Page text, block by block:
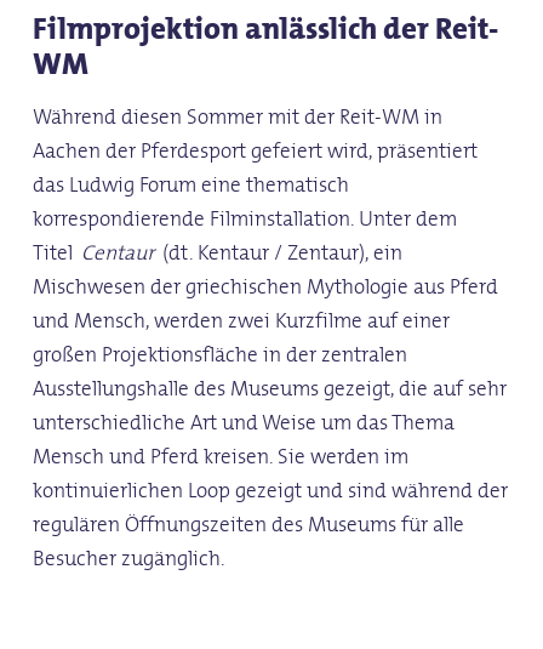
Filmprojektion anlässlich der Reit-
WM
Während diesen Sommer mit der Reit-WM in
Aachen der Pferdesport gefeiert wird, präsentiert
das Ludwig Forum eine thematisch
korrespondierende Filminstallation. Unter dem
Titel Centaur(dt. Kentaur / Zentaur), ein
Mischwesen der griechischen Mythologie aus Pferd
und Mensch, werden zwei Kurzfilme auf einer
großen Projektionsfläche in der zentralen
Ausstellungshalle des Museums gezeigt, die auf sehr
unterschiedliche Art und Weise um das Thema
Mensch und Pferd kreisen. Sie werden im
kontinuierlichen Loop gezeigt und sind während der
regulären Öffnungszeiten des Museums für alle
Besucher zugänglich.